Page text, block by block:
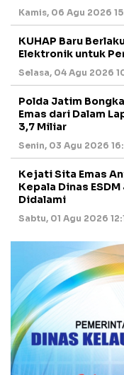
Kamis, 06 Agu 2026
KUHAP Baru
Elektronik untuk
Selasa, 04 Agu 2026
Polda Jatim
Emas dari Dalam
3,7 Miliar
Senin, 03 Agu 2026
Kejati Sita Emas
Kepala Dinas
Didalami
Sabtu, 01 Agu 2026